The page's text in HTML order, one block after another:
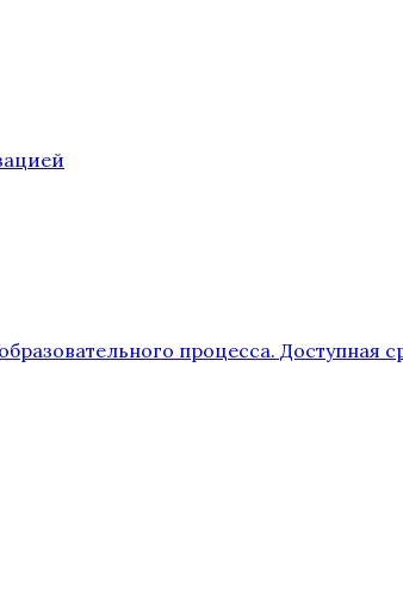
процесса. Доступная